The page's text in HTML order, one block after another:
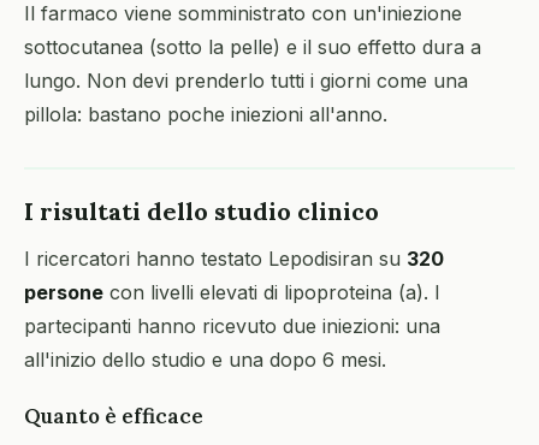
Il farmaco viene somministrato con un'iniezione
sottocutanea (sotto la pelle) e il suo effetto dura a
lungo. Non devi prenderlo tutti i giorni come una
pillola: bastano poche iniezioni all'anno.
I risultati dello studio clinico
I ricercatori hanno testato Lepodisiran su 320
persone con livelli elevati di lipoproteina (a). I
partecipanti hanno ricevuto due iniezioni: una
all'inizio dello studio e una dopo 6 mesi.
Quanto è efficace